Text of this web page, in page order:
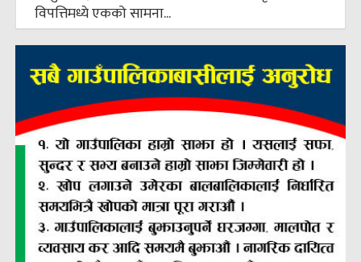
विपत्तिमध्ये एकको सामना...